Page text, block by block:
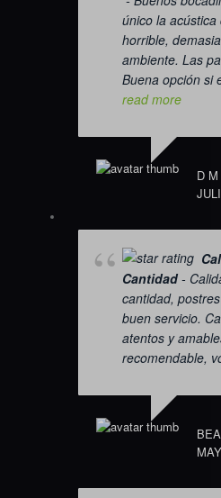
único la
horrible,
ambiente. Las
Buena opción si
read more
D
Cantidad -
cantidad,
buen servicio.
atentos y
recomendable,